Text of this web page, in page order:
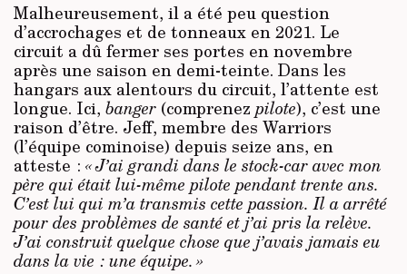
Malheureusement, il a été peu question
d’accrochages et de tonneaux en 2021. Le
circuit a dû fermer ses portes en novembre
après une saison en demi-teinte. Dans les
hangars aux alentours du circuit, l’attente est
longue. Ici, banger (comprenez pilote), c’est une
raison d’être. Jeff, membre des Warriors
(l’équipe cominoise) depuis seize ans, en
atteste : « J’ai grandi dans le stock-car avec mon
père qui était lui-même pilote pendant trente ans.
C’est lui qui m’a transmis cette passion. Il a arrêté
pour des problèmes de santé et j’ai pris la relève.
J’ai construit quelque chose que j’avais jamais eu
dans la vie : une équipe. »